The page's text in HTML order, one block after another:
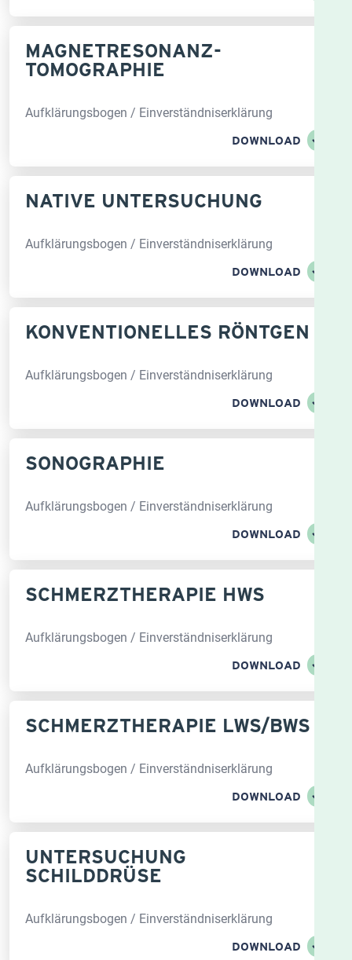
MAGNET­RESONANZ­
TOMOGRAPHIE
Aufklärungsbogen / Einverständniserklärung
DOWNLOAD
NATIVE UNTERSUCHUNG
Aufklärungsbogen / Einverständniserklärung
DOWNLOAD
KONVENTIONELLES RÖNTGEN
Aufklärungsbogen / Einverständniserklärung
DOWNLOAD
SONOGRAPHIE
Aufklärungsbogen / Einverständniserklärung
DOWNLOAD
SCHMERZTHERAPIE HWS
Aufklärungsbogen / Einverständniserklärung
DOWNLOAD
SCHMERZTHERAPIE LWS/BWS
Aufklärungsbogen / Einverständniserklärung
DOWNLOAD
UNTERSUCHUNG
SCHILDDRÜSE
Aufklärungsbogen / Einverständniserklärung
DOWNLOAD